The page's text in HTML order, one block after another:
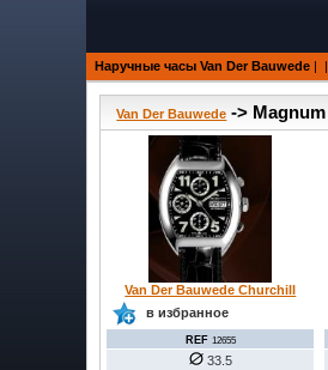
Наручные часы Van Der Bauwede | |
Van Der Bauwede -> Magnum
Van Der Bauwede Churchill
в избранное
REF 12655
33.5